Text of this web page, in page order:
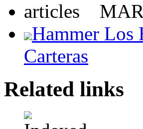
Hammer Los
Carteras
Related links